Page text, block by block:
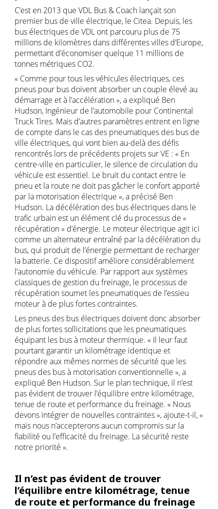
C’est en 2013 que VDL Bus & Coach lançait son
premier bus de ville électrique, le Citea. Depuis, les
bus électriques de VDL ont parcouru plus de 75
millions de kilomètres dans différentes villes d’Europe,
permettant d’économiser quelque 11 millions de
tonnes métriques CO2.
« Comme pour tous les véhicules électriques, ces
pneus pour bus doivent absorber un couple élevé au
démarrage et à l’accélération », a expliqué Ben
Hudson, Ingénieur de l’automobile pour Continental
Truck Tires. Mais d’autres paramètres entrent en ligne
de compte dans le cas des pneumatiques des bus de
ville électriques, qui vont bien au-delà des défis
rencontrés lors de précédents projets sur VE : « En
centre-ville en particulier, le silence de circulation du
véhicule est essentiel. Le bruit du contact entre le
pneu et la route ne doit pas gâcher le confort apporté
par la motorisation électrique », a précisé Ben
Hudson. La décélération des bus électriques dans le
trafic urbain est un élément clé du processus de «
récupération » d’énergie. Le moteur électrique agit ici
comme un alternateur entraîné par la décélération du
bus, qui produit de l’énergie permettant de recharger
la batterie. Ce dispositif améliore considérablement
l’autonomie du véhicule. Par rapport aux systèmes
classiques de gestion du freinage, le processus de
récupération soumet les pneumatiques de l’essieu
moteur à de plus fortes contraintes.
Les pneus des bus électriques doivent donc absorber
de plus fortes sollicitations que les pneumatiques
équipant les bus à moteur thermique. « Il leur faut
pourtant garantir un kilométrage identique et
répondre aux mêmes normes de sécurité que les
pneus des bus à motorisation conventionnelle », a
expliqué Ben Hudson. Sur le plan technique, il n’est
pas évident de trouver l’équilibre entre kilométrage,
tenue de route et performance du freinage. « Nous
devons intégrer de nouvelles contraintes », ajoute-t-il, «
mais nous n’accepterons aucun compromis sur la
fiabilité ou l’efficacité du freinage. La sécurité reste
notre priorité ».
Il n’est pas évident de trouver
l’équilibre entre kilométrage, tenue
de route et performance du freinage